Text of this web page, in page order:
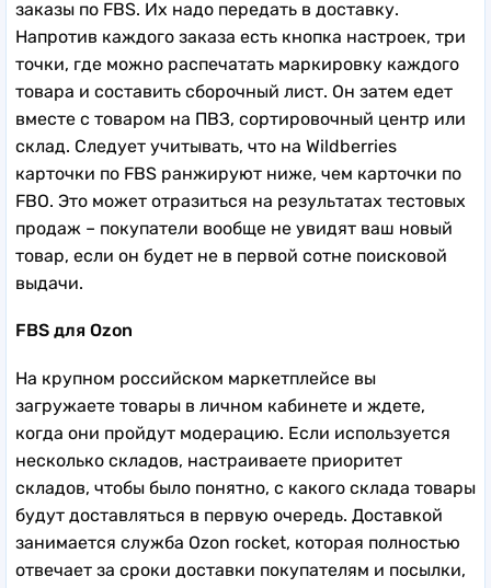
заказы по FBS. Их надо передать в доставку.
Напротив каждого заказа есть кнопка настроек, три
точки, где можно распечатать маркировку каждого
товара и составить сборочный лист. Он затем едет
вместе с товаром на ПВЗ, сортировочный центр или
склад. Следует учитывать, что на Wildberries
карточки по FBS ранжируют ниже, чем карточки по
FBO. Это может отразиться на результатах тестовых
продаж – покупатели вообще не увидят ваш новый
товар, если он будет не в первой сотне поисковой
выдачи.
FBS для Ozon
На крупном российском маркетплейсе вы
загружаете товары в личном кабинете и ждете,
когда они пройдут модерацию. Если используется
несколько складов, настраиваете приоритет
складов, чтобы было понятно, с какого склада товары
будут доставляться в первую очередь. Доставкой
занимается служба Ozon rocket, которая полностью
отвечает за сроки доставки покупателям и посылки,